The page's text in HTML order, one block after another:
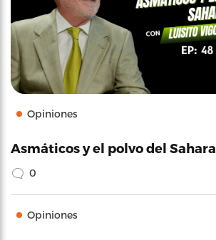
Opiniones
Asmáticos y el polvo del Sahara
0
Opiniones